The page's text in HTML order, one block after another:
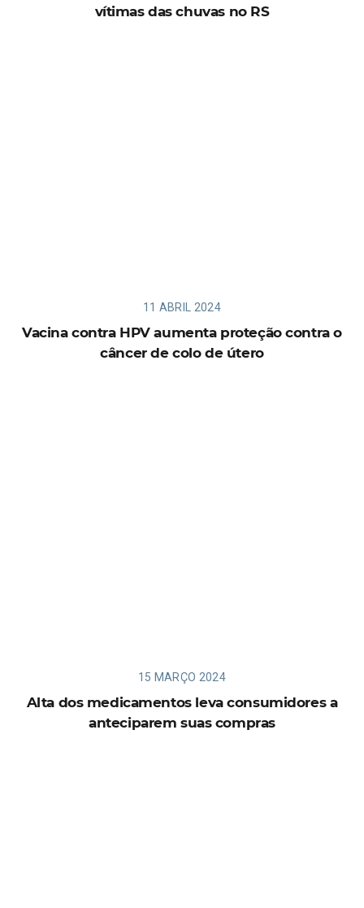
vítimas das chuvas no RS
11 ABRIL 2024
Vacina contra HPV aumenta proteção contra o
câncer de colo de útero
15 MARÇO 2024
Alta dos medicamentos leva consumidores a
anteciparem suas compras